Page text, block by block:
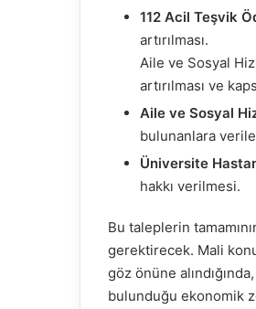
112 Acil Teşvik
artırılması.
Aile ve Sosyal
artırılması ve
Aile ve Sosyal
bulunanlara
Üniversite
hakkı verilmesi.
Bu taleplerin
gerektirecek. Mali
göz önüne
bulunduğu ekonomik